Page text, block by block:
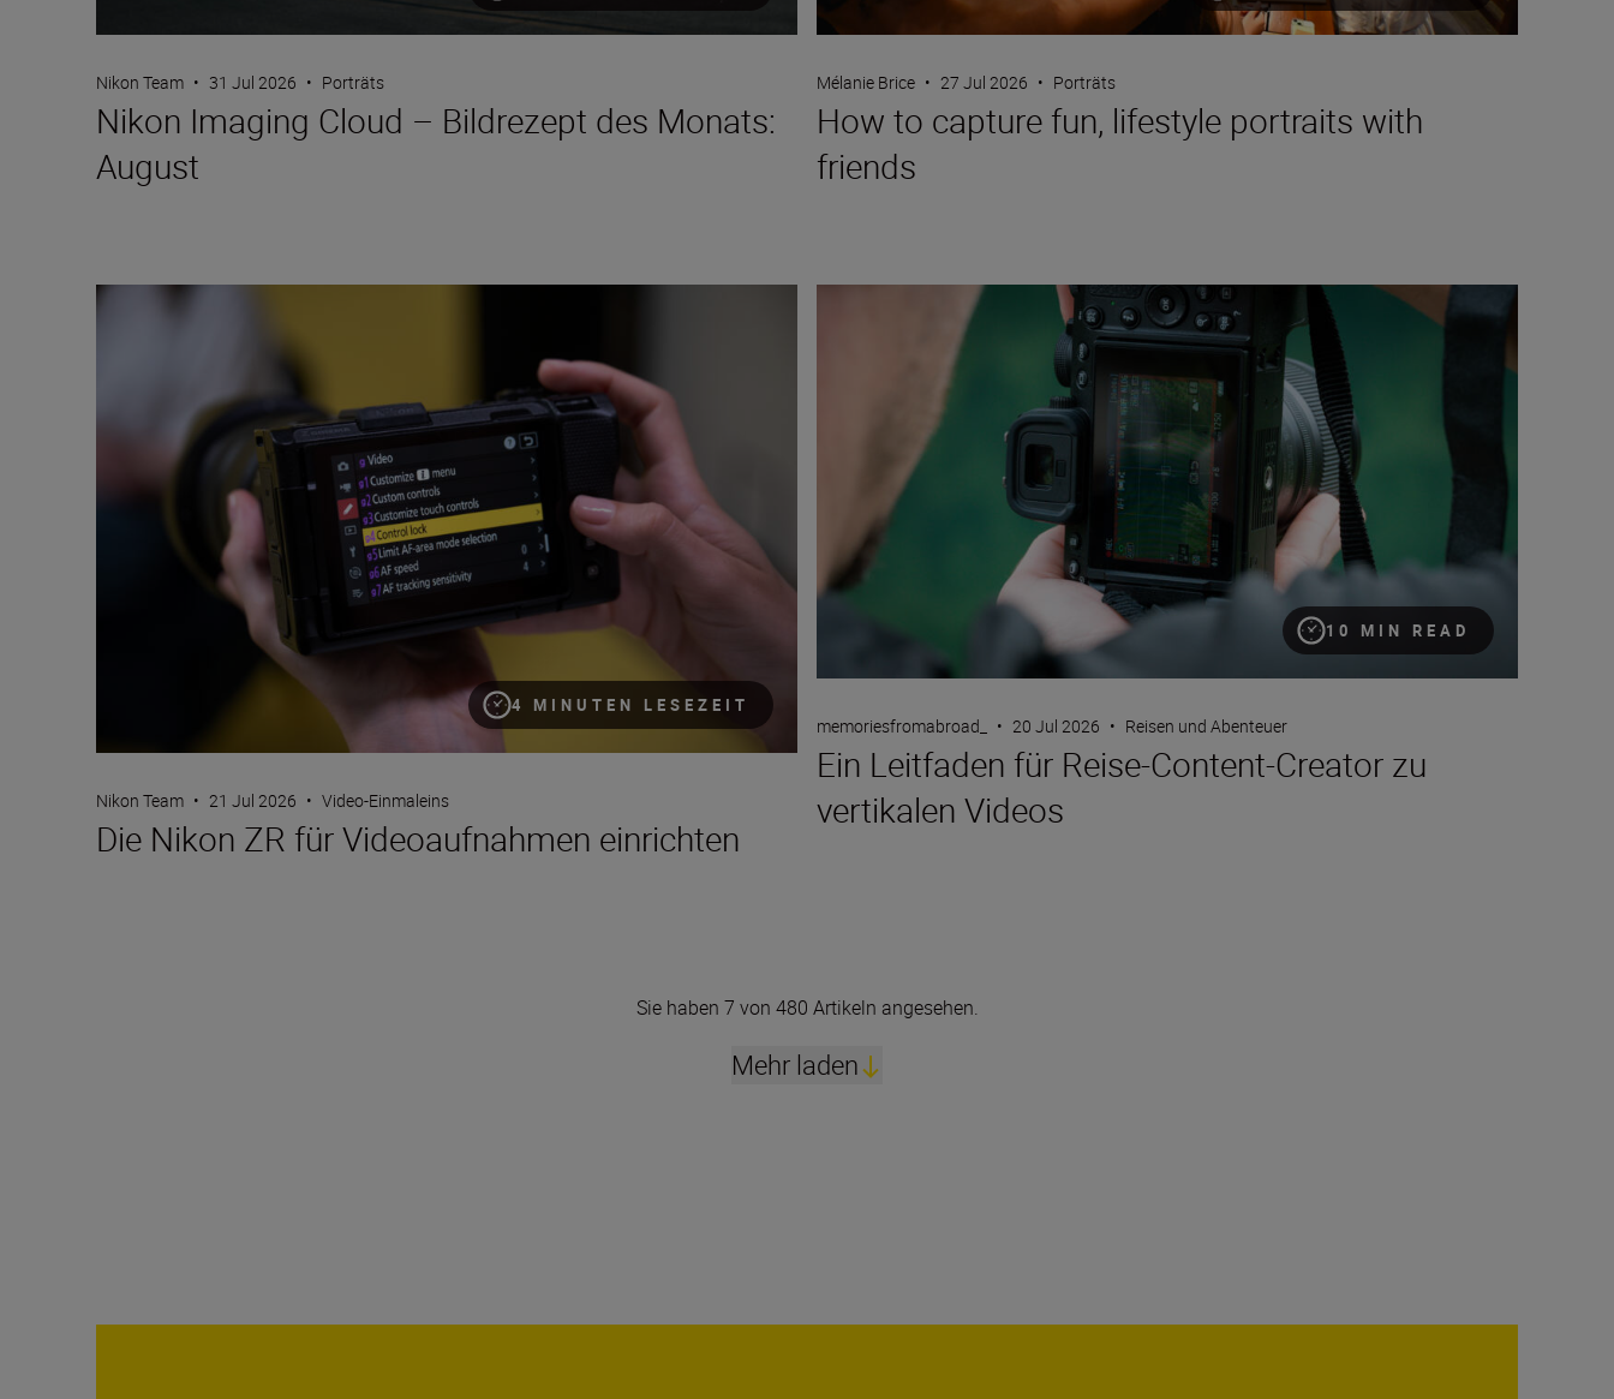
Nikon Team • 31 Jul 2026 • Porträts
Nikon Imaging Cloud – Bildrezept des Monats:
August
Mélanie Brice • 27 Jul 2026 • Porträts
How to capture fun, lifestyle portraits with
friends
4 MINUTEN LESEZEIT
Die Nikon ZR für Videoaufnahmen einrichten
Nikon Team • 21 Jul 2026 • Video-Einmaleins
Die Nikon ZR für Videoaufnahmen einrichten
10 MIN READ
Ein Leitfaden für Reise-Content-Creator zu vertikalen Videos
memoriesfromabroad_ • 20 Jul 2026 • Reisen und Abenteuer
Ein Leitfaden für Reise-Content-Creator zu
vertikalen Videos
Sie haben 7 von 480 Artikeln angesehen.
Mehr laden